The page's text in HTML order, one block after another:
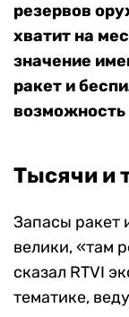
резервов
хватит на
значение
ракет и
возможность
Тысячи и
Запасы ракет
велики, «там
сказал RTVI
тематике,